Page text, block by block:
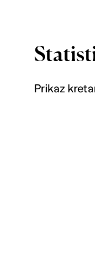
Prikaz